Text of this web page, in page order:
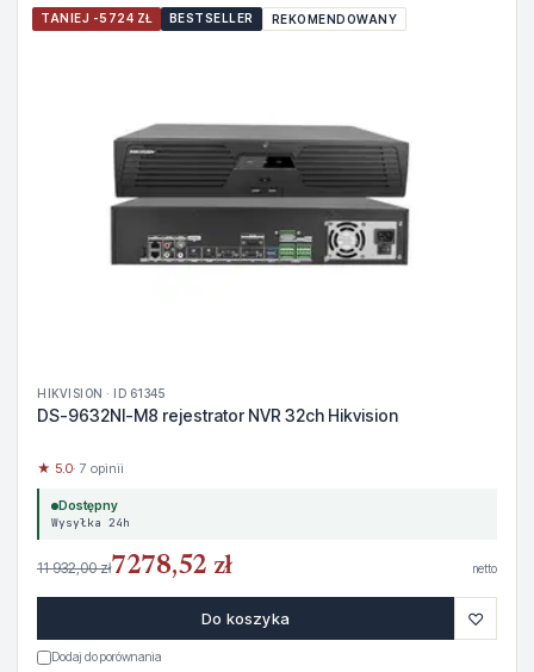
TANIEJ -5724 ZŁ BESTSELLER REKOMENDOWANY
HIKVISION · ID 61345
DS-9632NI-M8 rejestrator NVR 32ch Hikvision
★ 5.0· 7 opinii
Dostępny
Wysyłka 24h
11 932,00 zł7278,52 zł netto
Do koszyka ♡
Dodaj do porównania